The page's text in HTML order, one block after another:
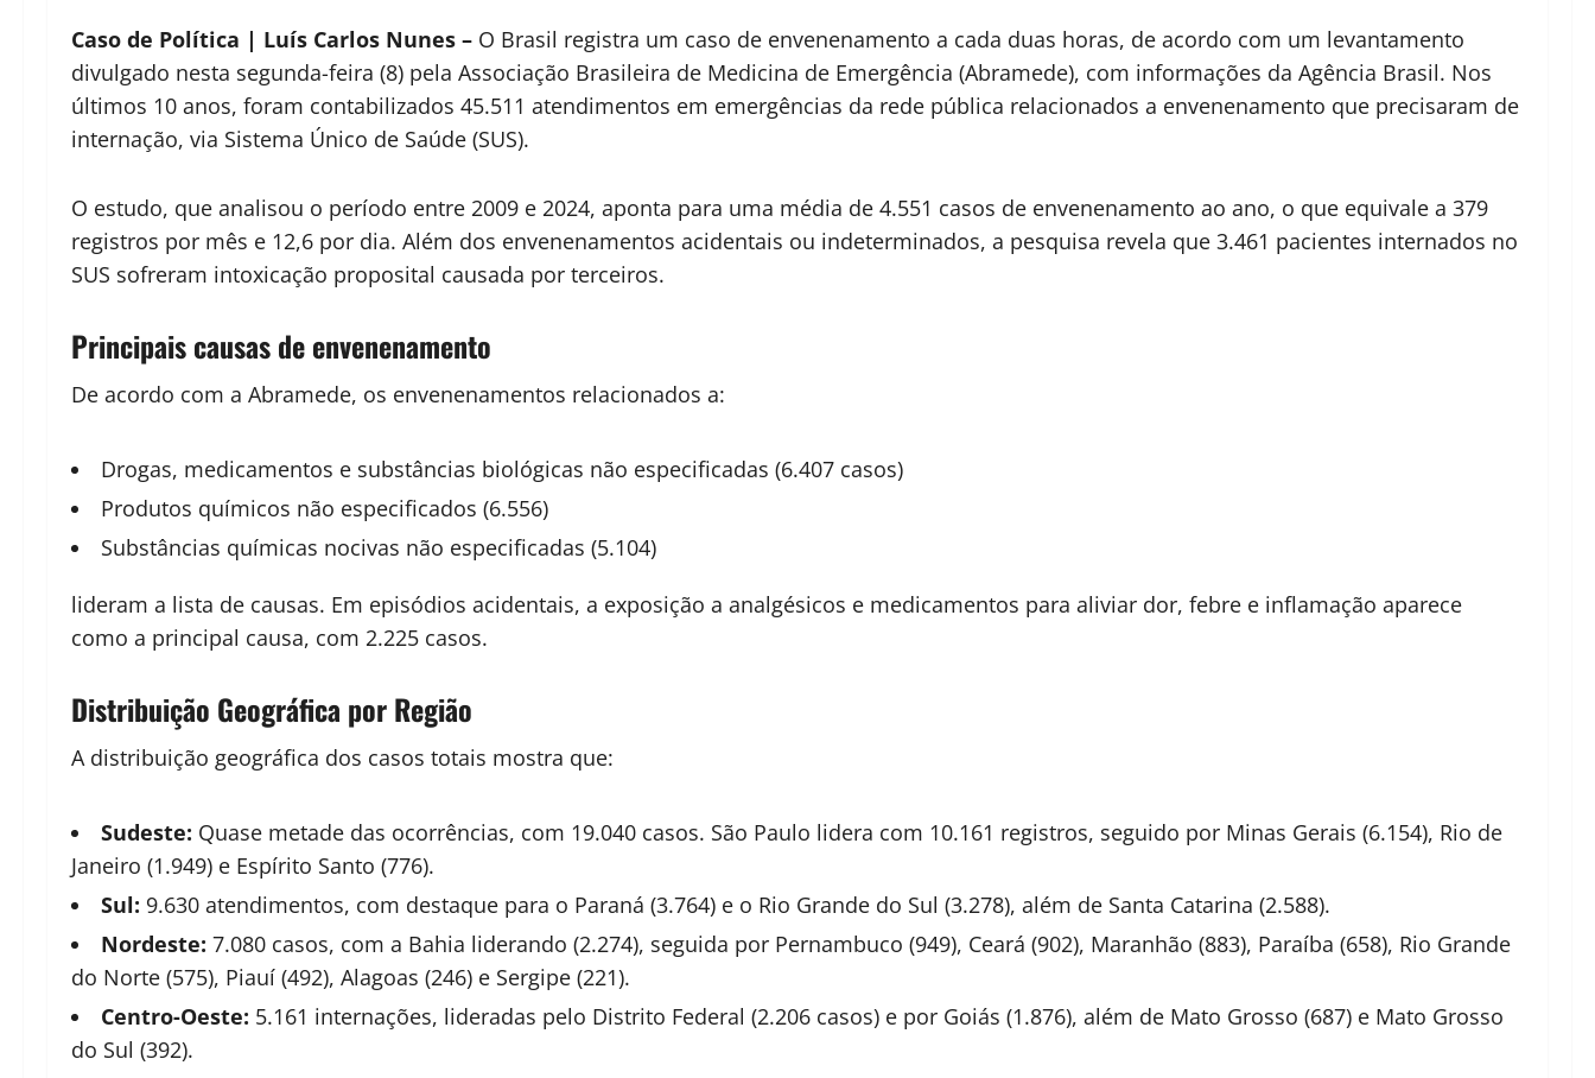
Caso de Política | Luís Carlos Nunes – O Brasil registra um caso de envenenamento a cada duas horas, de acordo com um levantamento
divulgado nesta segunda-feira (8) pela Associação Brasileira de Medicina de Emergência (Abramede), com informações da Agência Brasil. Nos
últimos 10 anos, foram contabilizados 45.511 atendimentos em emergências da rede pública relacionados a envenenamento que precisaram de
internação, via Sistema Único de Saúde (SUS).
O estudo, que analisou o período entre 2009 e 2024, aponta para uma média de 4.551 casos de envenenamento ao ano, o que equivale a 379
registros por mês e 12,6 por dia. Além dos envenenamentos acidentais ou indeterminados, a pesquisa revela que 3.461 pacientes internados no
SUS sofreram intoxicação proposital causada por terceiros.
Principais causas de envenenamento
De acordo com a Abramede, os envenenamentos relacionados a:
Drogas, medicamentos e substâncias biológicas não especificadas (6.407 casos)
Produtos químicos não especificados (6.556)
Substâncias químicas nocivas não especificadas (5.104)
lideram a lista de causas. Em episódios acidentais, a exposição a analgésicos e medicamentos para aliviar dor, febre e inflamação aparece
como a principal causa, com 2.225 casos.
Distribuição Geográfica por Região
A distribuição geográfica dos casos totais mostra que:
Sudeste: Quase metade das ocorrências, com 19.040 casos. São Paulo lidera com 10.161 registros, seguido por Minas Gerais (6.154), Rio de
Janeiro (1.949) e Espírito Santo (776).
Sul: 9.630 atendimentos, com destaque para o Paraná (3.764) e o Rio Grande do Sul (3.278), além de Santa Catarina (2.588).
Nordeste: 7.080 casos, com a Bahia liderando (2.274), seguida por Pernambuco (949), Ceará (902), Maranhão (883), Paraíba (658), Rio Grande
do Norte (575), Piauí (492), Alagoas (246) e Sergipe (221).
Centro-Oeste: 5.161 internações, lideradas pelo Distrito Federal (2.206 casos) e por Goiás (1.876), além de Mato Grosso (687) e Mato Grosso
do Sul (392).